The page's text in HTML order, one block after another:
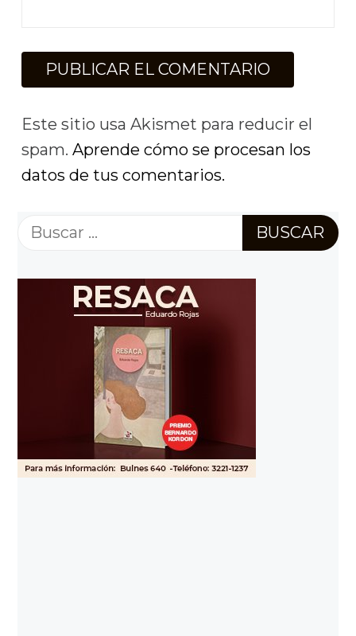
Este sitio usa Akismet para reducir el
spam. Aprende cómo se procesan los
datos de tus comentarios.
Buscar: